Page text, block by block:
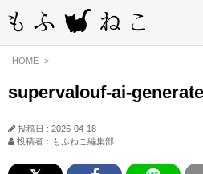
HOME
supervalouf-ai-
投稿日 : 2026-04-18
投稿者：もふねこ編集部